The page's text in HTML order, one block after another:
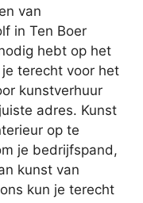
van
in Ten Boer
hebt op het
terecht voor het
kunstverhuur
adres. Kunst
op te
je bedrijfspand,
kunst van
kun je terecht